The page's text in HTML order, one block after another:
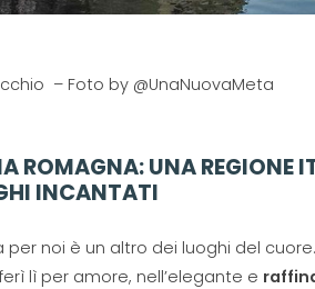
– Foto by @UnaNuovaMeta
ROMAGNA: UNA REGIONE
INCANTATI
per noi è un altro dei luoghi del
lì per amore, nell’elegante e